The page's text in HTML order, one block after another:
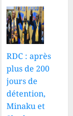
RDC : après
plus de 200
jours de
détention,
Minaku et